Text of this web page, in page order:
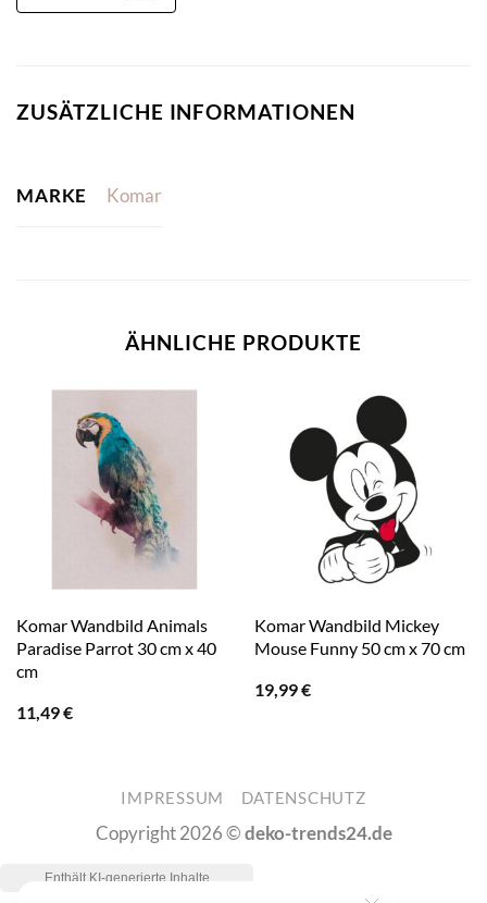
ZUSÄTZLICHE INFORMATIONEN
MARKE Komar
ÄHNLICHE PRODUKTE
Komar Wandbild Animals
Paradise Parrot 30 cm x 40
cm
11,49€
Komar Wandbild Mickey
Mouse Funny 50 cm x 70 cm
19,99€
IMPRESSUM DATENSCHUTZ
Copyright 2026 ©deko-trends24.de